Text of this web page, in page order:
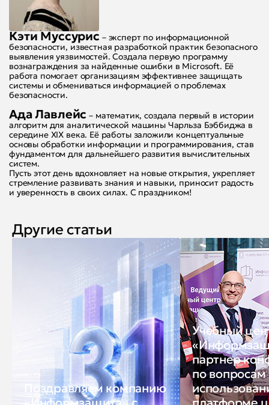
Кэти Муссурис – эксперт по информационной
безопасности, известная разработкой практик безопасного
выявления уязвимостей. Создала первую программу
вознаграждения за найденные ошибки в Microsoft. Её
работа помогает организациям эффективнее защищать
системы и обмениваться информацией о проблемах
безопасности.
Ада Лавлейс – математик, создала первый в истории
алгоритм для аналитической машины Чарльза Бэббиджа в
середине XIX века. Её работы заложили концептуальные
основы обработки информации и программирования, став
фундаментом для дальнейшего развития вычислительных
систем.
Пусть этот день вдохновляет на новые открытия, укрепляет
стремление развивать знания и навыки, приносит радость
и уверенность в своих силах. С праздником!
Другие статьи
Поздравляем компанию
Учебный
партнер
по вопросам